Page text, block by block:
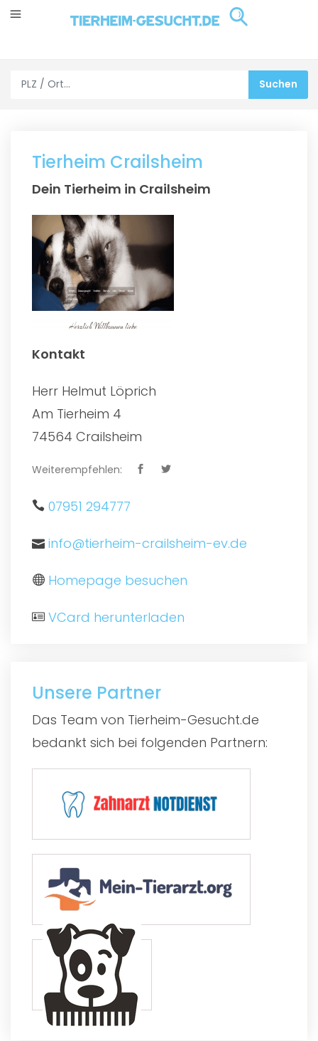
Tierheim Crailsheim
Dein Tierheim in Crailsheim
Kontakt
Herr Helmut Löprich
Am Tierheim 4
74564 Crailsheim
Weiterempfehlen:
07951 294777
info@tierheim-crailsheim-ev.de
Homepage besuchen
VCard herunterladen
Unsere Partner
Das Team von Tierheim-Gesucht.de
bedankt sich bei folgenden Partnern: